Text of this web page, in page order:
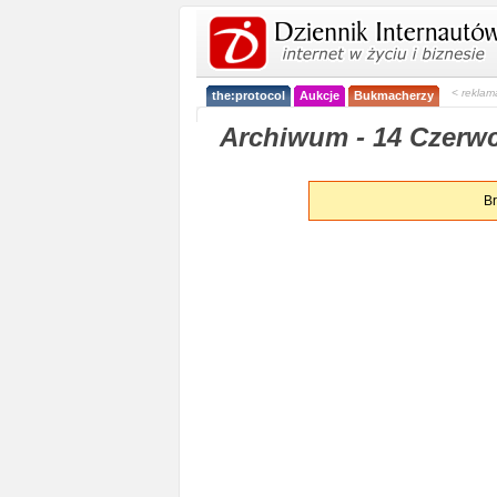
the:protocol Aukcje Bukmacherzy <
Archiwum - 14